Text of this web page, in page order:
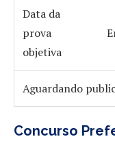
Data da
prova
objetiva
Aguardando
Concurso